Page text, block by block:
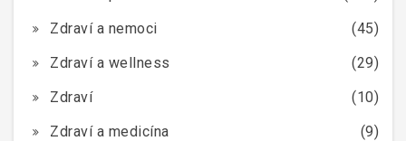
Zdraví a nemoci
(45)
Zdraví a wellness
(29)
Zdraví
(10)
Zdraví a medicína
(9)